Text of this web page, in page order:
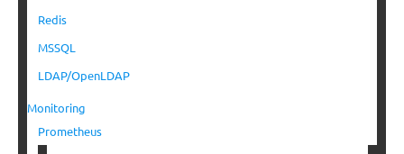
Redis
MSSQL
LDAP/OpenLDAP
Monitoring
Prometheus